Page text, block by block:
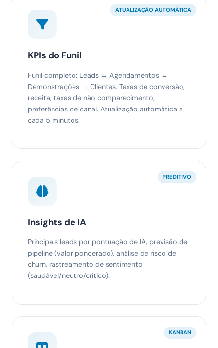
ATUALIZAÇÃO AUTOMÁTICA
KPIs do Funil
Funil completo: Leads → Agendamentos →
Demonstrações → Clientes. Taxas de conversão,
receita, taxas de não comparecimento,
preferências de canal. Atualização automática a
cada 5 minutos.
PREDITIVO
Insights de IA
Principais leads por pontuação de IA, previsão de
pipeline (valor ponderado), análise de risco de
churn, rastreamento de sentimento
(saudável/neutro/crítico).
KANBAN